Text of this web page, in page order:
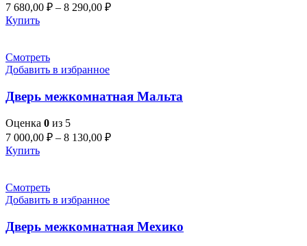
7 680,00 ₽ – 8 290,00 ₽
Купить
Смотреть
Добавить в избранное
Дверь межкомнатная Мальта
Оценка 0 из 5
7 000,00 ₽ – 8 130,00 ₽
Купить
Смотреть
Добавить в избранное
Дверь межкомнатная Мехико